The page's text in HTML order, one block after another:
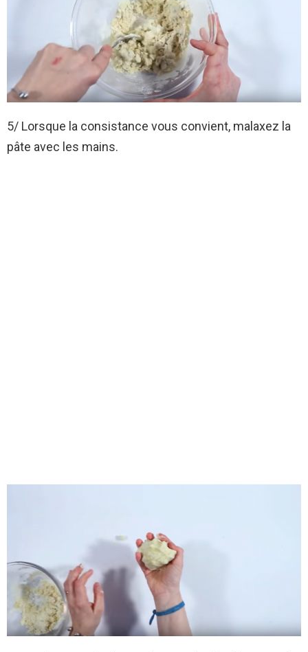
5/ Lorsque la consistance vous convient, malaxez la
pâte avec les mains.